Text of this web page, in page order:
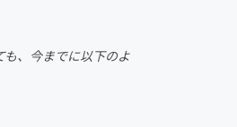
ン
も、今までに以下のよ